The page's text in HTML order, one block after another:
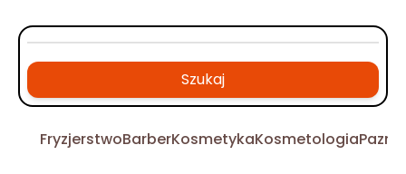
Szukaj
FryzjerstwoBarberKosmetykaKosmetologia